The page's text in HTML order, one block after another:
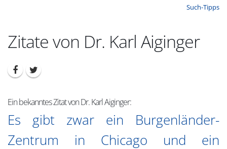
Such-Tipps
Zitate von Dr. Karl Aiginger
Ein bekanntes Zitat von Dr. Karl Aiginger:
Es gibt zwar ein Burgenländer-
Zentrum in Chicago und ein